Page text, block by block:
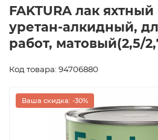
FAKTURA лак
уретан-алкидный,
работ, матовый(2,5/
Код товара: 94706880
Ваша скидка: -30%